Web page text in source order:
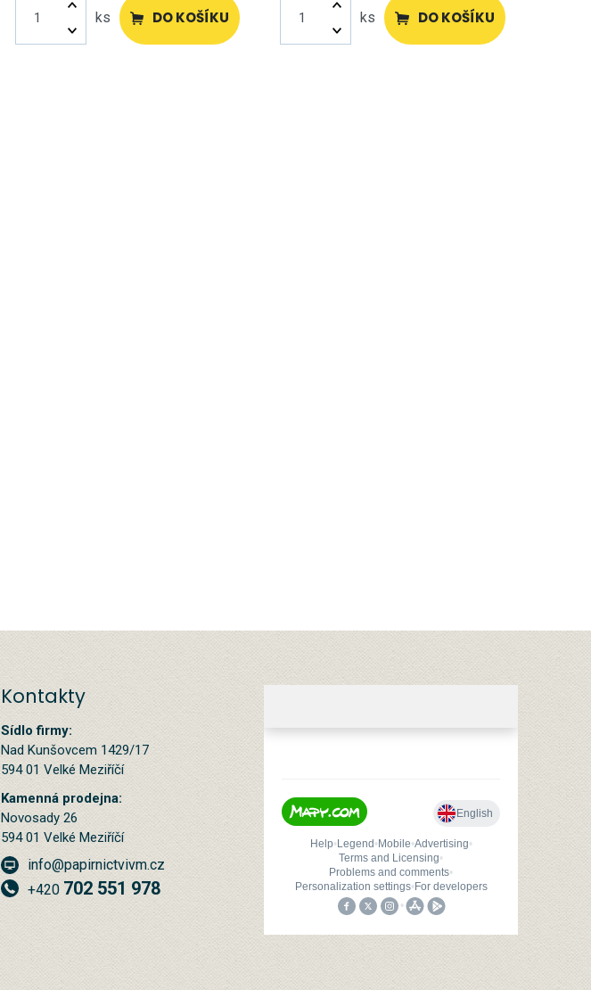
ks DO KOŠÍKU ks DO KOŠÍKU
Kontakty
Sídlo firmy:
Nad Kunšovcem 1429/17
594 01 Velké Meziříčí
Kamenná prodejna:
Novosady 26
594 01 Velké Meziříčí
info@papirnictvivm.cz
+420 702 551 978